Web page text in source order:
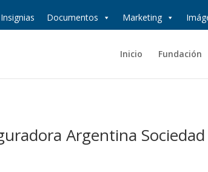
Documentos Marketing
Inicio Fundación
Argentina